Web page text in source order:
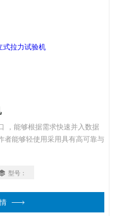
，能够根据需求快速并入数据
者能够轻使用采用具有高可靠与
型号：